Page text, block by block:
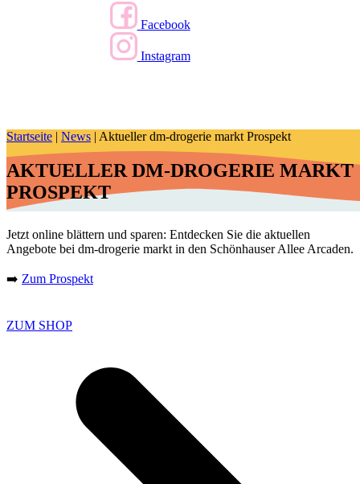
Facebook
Instagram
Startseite | News | Aktueller dm-drogerie markt Prospekt
AKTUELLER DM-DROGERIE MARKT
PROSPEKT
Jetzt online blättern und sparen: Entdecken Sie die aktuellen
Angebote bei dm-drogerie markt in den Schönhauser Allee Arcaden.
➡️ Zum Prospekt
ZUM SHOP